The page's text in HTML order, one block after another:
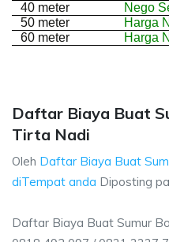
40 meter
Nego
50 meter
Harga
60 meter
Harga
Daftar Biaya Buat
Tirta Nadi
Oleh Daftar Biaya Buat
diTempat anda Diposting
Daftar Biaya Buat Sumur